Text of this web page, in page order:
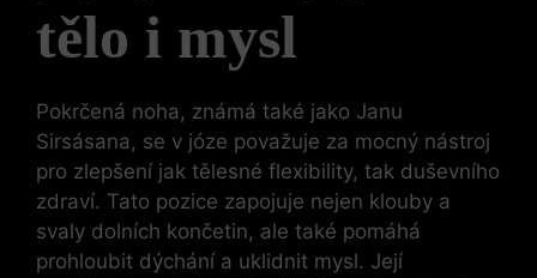
tělo i mysl
Pokrčená noha, známá také jako Janu
Sirsásana, se v józe považuje za mocný nástroj
pro zlepšení jak tělesné flexibility, tak duševního
zdraví. Tato pozice zapojuje nejen klouby a
svaly dolních končetin, ale také pomáhá
prohloubit dýchání a uklidnit mysl. Její